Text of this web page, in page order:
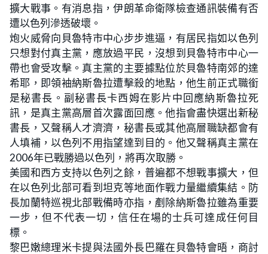
擴大戰事。有消息指，伊朗革命衛隊檢查通訊裝備有否
遭以色列滲透破壞。
炮火威脅向貝魯特市中心步步進逼，有居民指如以色列
只想對付真主黨，應放過平民，沒想到貝魯特市中心一
帶也會受攻擊。真主黨的主要據點位於貝魯特南郊的達
希耶，即領袖納斯魯拉遭擊殺的地點，他生前正式職銜
是秘書長。副秘書長卡西姆在影片中回應納斯魯拉死
訊，是真主黨高層首次露面回應。他指會盡快選出新秘
書長，又聲稱人才濟濟，秘書長或其他高層職缺都會有
人填補，以色列不用指望達到目的。他又聲稱真主黨在
2006年已戰勝過以色列，將再次取勝。
美國和西方支持以色列之餘，普遍都不想戰事擴大，但
在以色列北部可看到坦克等地面作戰力量繼續集結。防
長加蘭特巡視北部戰備時亦指，剷除納斯魯拉雖為重要
一步，但不代表一切，信任在場的士兵可達成任何目
標。
黎巴嫩總理米卡提與法國外長巴羅在貝魯特會晤，商討